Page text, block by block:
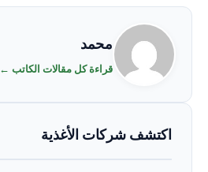
محمد
قراءة كل مقالات الكاتب ←
اكتشف شركات الأغذية